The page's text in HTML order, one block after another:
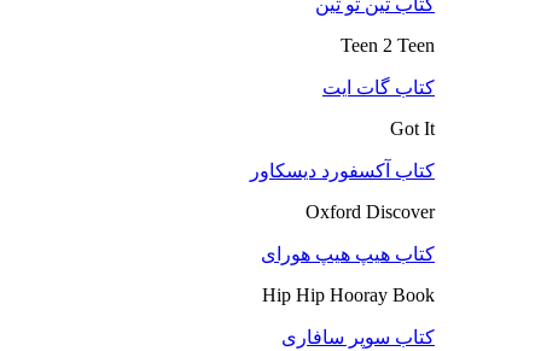
Teen 2 Teen
کتاب گات ایت
Got It
کتاب آکسفورد دیسکاور
Oxford Discover
کتاب هیپ هیپ هورای
Hip Hip Hooray Book
کتاب سوپر سافاری